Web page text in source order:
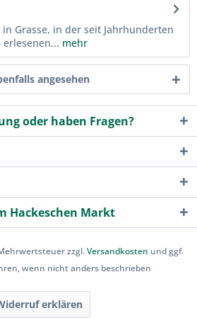
in Grasse, in der seit Jahrhunderten
erlesenen... mehr
angesehen
oder haben Fragen?
Hackeschen Markt
zzgl.Versandkosten und ggf.
wenn nicht anders beschrieben
erklären